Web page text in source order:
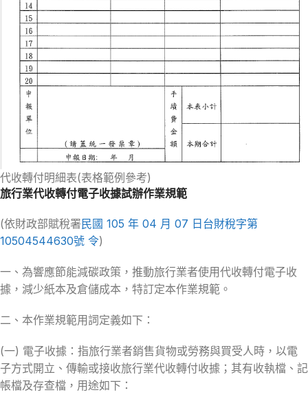
代收轉付明細表(表格範例參考)
旅行業代收轉付電子收據試辦作業規範
(依財政部賦稅署 民國 105 年 04 月 07 日台財稅字第
10504544630號 令)
一、為響應節能減碳政策，推動旅行業者使用代收轉付電子收
據，減少紙本及倉儲成本，特訂定本作業規範。
二、本作業規範用詞定義如下：
(一) 電子收據：指旅行業者銷售貨物或勞務與買受人時，以電
子方式開立、傳輸或接收旅行業代收轉付收據；其有收執檔、記
帳檔及存查檔，用途如下：